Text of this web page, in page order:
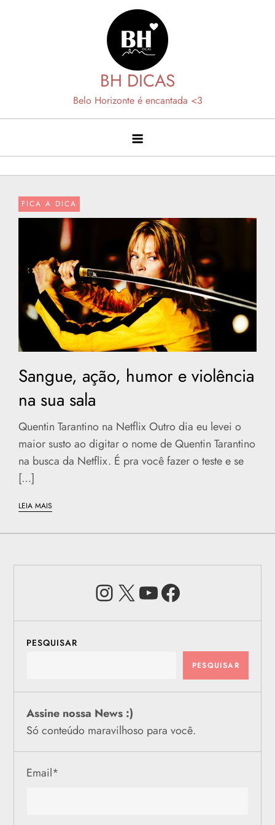
BH DICAS
Belo Horizonte é encantada <3
FICA A DICA
Sangue, ação, humor e violência
na sua sala
Quentin Tarantino na Netflix Outro dia eu levei o
maior susto ao digitar o nome de Quentin Tarantino
na busca da Netflix. É pra você fazer o teste e se
[…]
LEIA MAIS
Instagram
X Youtube
PESQUISAR
PESQUISAR
Assine nossa News :)
Só conteúdo maravilhoso para você.
Email*